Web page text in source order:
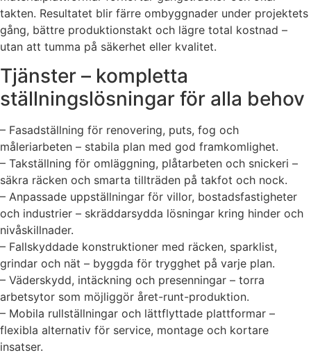
takten. Resultatet blir färre ombyggnader under projektets
gång, bättre produktionstakt och lägre total kostnad –
utan att tumma på säkerhet eller kvalitet.
Tjänster – kompletta
ställningslösningar för alla behov
– Fasadställning för renovering, puts, fog och
måleriarbeten – stabila plan med god framkomlighet.
– Takställning för omläggning, plåtarbeten och snickeri –
säkra räcken och smarta tillträden på takfot och nock.
– Anpassade uppställningar för villor, bostadsfastigheter
och industrier – skräddarsydda lösningar kring hinder och
nivåskillnader.
– Fallskyddade konstruktioner med räcken, sparklist,
grindar och nät – byggda för trygghet på varje plan.
– Väderskydd, intäckning och presenningar – torra
arbetsytor som möjliggör året-runt-produktion.
– Mobila rullställningar och lättflyttade plattformar –
flexibla alternativ för service, montage och kortare
insatser.